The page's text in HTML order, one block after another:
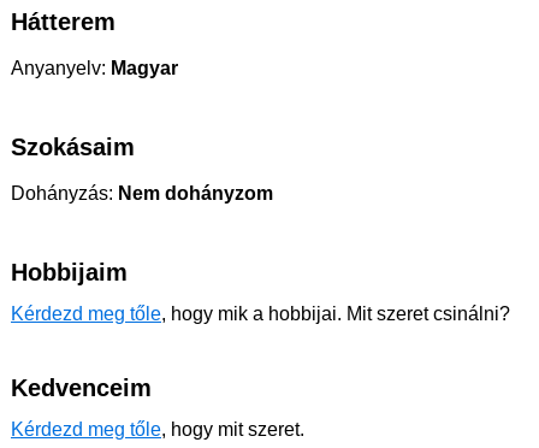
Hátterem
Anyanyelv: Magyar
Szokásaim
Dohányzás: Nem dohányzom
Hobbijaim
Kérdezd meg tőle, hogy mik a hobbijai. Mit szeret csinálni?
Kedvenceim
Kérdezd meg tőle, hogy mit szeret.